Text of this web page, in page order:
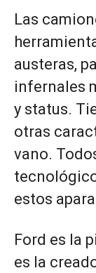
Las
austeras,
infernales
y status.
otras
vano.
estos
Ford es la
es la